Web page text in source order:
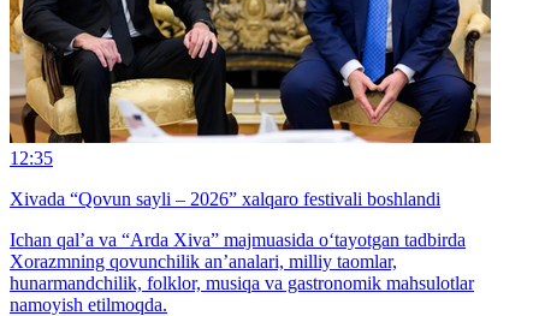
12:35
Xivada “Qovun sayli – 2026” xalqaro festivali boshlandi
Ichan qal’a va “Arda Xiva” majmuasida o‘tayotgan tadbirda
Xorazmning qovunchilik an’analari, milliy taomlar,
hunarmandchilik, folklor, musiqa va gastronomik mahsulotlar
namoyish etilmoqda.